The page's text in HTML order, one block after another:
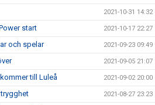
2021-10-31 14:32
start 2021-10-17 22:27
och spelar 2021-09-23 09:49
2021-09-05 21:07
till Luleå 2021-09-02 20:00
2021-08-27 23:23